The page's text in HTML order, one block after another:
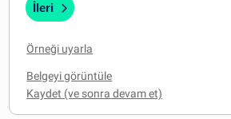
İleri
Örneği uyarla
Belgeyi görüntüle